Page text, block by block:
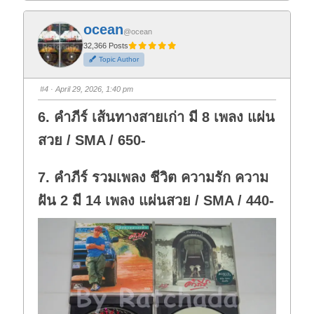
f
o
r
t
h
u
m
d
o
n
o
t
h
u
m
u
p
ocean@ocean
32,366 Posts
Topic Author
#4 · April 29, 2026, 1:40 pm
6. คำภีร์ เส้นทางสายเก่า มี 8 เพลง แผ่น
สวย / SMA / 650-
7. คำภีร์ รวมเพลง ชีวิต ความรัก ความ
ฝัน 2 มี 14 เพลง แผ่นสวย / SMA / 440-